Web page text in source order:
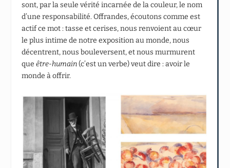
sont, par la seule vérité incarnée de la couleur, le nom
d’une responsabilité. Offrandes, écoutons comme est
actif ce mot : tasse et cerises, nous renvoient au cœur
le plus intime de notre exposition au monde, nous
décentrent, nous bouleversent, et nous murmurent
queêtre-humain(c’est un verbe) veut dire : avoir le
monde à offrir.